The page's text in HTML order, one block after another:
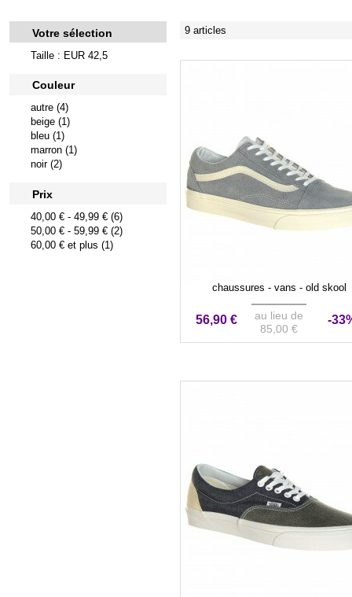
Votre sélection
Taille : EUR 42,5
Couleur
autre (4)
beige (1)
bleu (1)
marron (1)
noir (2)
Prix
40,00 € -49,99 € (6)
50,00 € -59,99 € (2)
60,00 € et plus (1)
9 articles
chaussures - vans - old skool
56,90 €
au lieu de
85,00 €
-